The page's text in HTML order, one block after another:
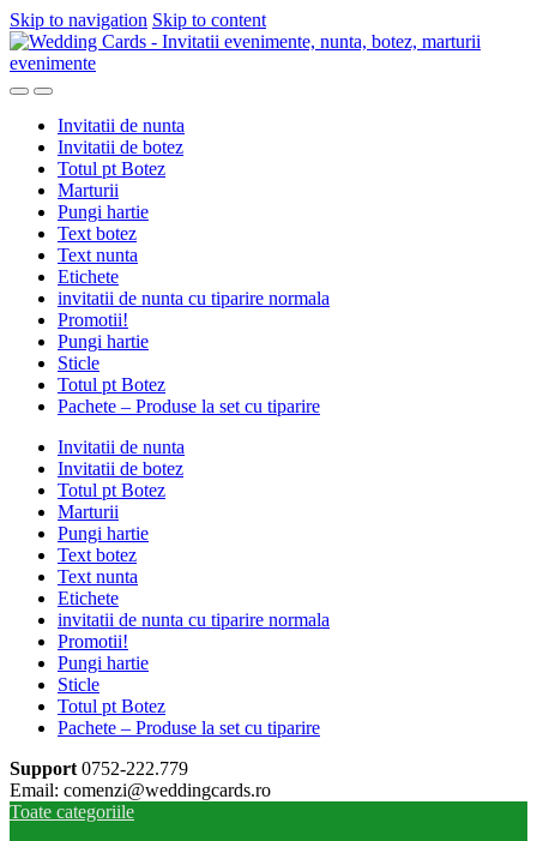
Skip to navigation Skip to content
Invitatii de nunta
Invitatii de botez
Totul pt Botez
Marturii
Pungi hartie
Text botez
Text nunta
Etichete
invitatii de nunta cu tiparire normala
Promotii!
Pungi hartie
Sticle
Totul pt Botez
Pachete – Produse la set cu tiparire
Invitatii de nunta
Invitatii de botez
Totul pt Botez
Marturii
Pungi hartie
Text botez
Text nunta
Etichete
invitatii de nunta cu tiparire normala
Promotii!
Pungi hartie
Sticle
Totul pt Botez
Pachete – Produse la set cu tiparire
Support 0752-222.779
Email: comenzi@weddingcards.ro
Toate categoriile